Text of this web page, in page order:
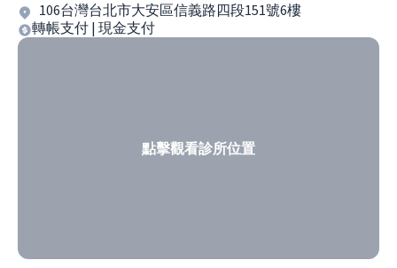
106台灣台北市大安區信義路四段151號6樓
轉帳支付 | 現金支付
點擊觀看診所位置